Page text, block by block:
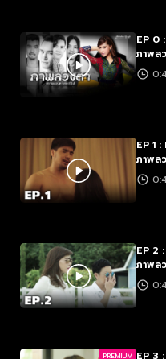
เลย!
EP 0
ภาพล
EP 1
ภาพล
EP 2
ภาพล
PREMIUM EP 3